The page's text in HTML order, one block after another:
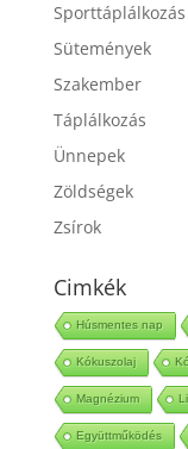
Sporttáplálkozás
Sütemények
Szakember
Táplálkozás
Ünnepek
Zöldségek
Zsírok
Cimkék
Húsmentes nap
Kókuszolaj
Magnézium
Együttműködés